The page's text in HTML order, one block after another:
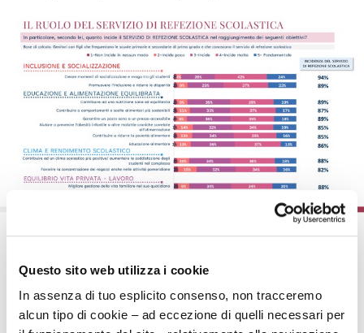
Questo sito web utilizza i cookie
In assenza di tuo esplicito consenso, non tracceremo
alcun tipo di cookie – ad eccezione di quelli necessari per
riconosciuto come il momento ideale per
buone pratiche per ridurre il proprio impatto
sull’ambiente. Fondamentale, infine, il supporto alla